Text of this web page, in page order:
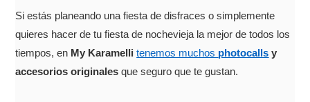
Si estás planeando una fiesta de disfraces o simplemente
quieres hacer de tu fiesta de nochevieja la mejor de todos los
tiempos, en My Karamelli tenemos muchos photocalls y
accesorios originales que seguro que te gustan.